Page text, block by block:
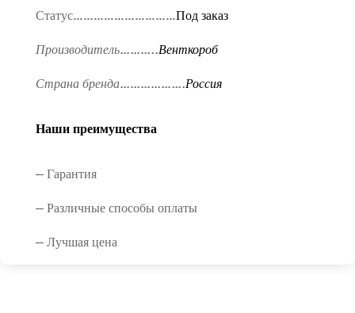
Статус…………………………Под заказ
Производитель………..Венткороб
Страна бренда……………….Россия
Наши преимущества
— Гарантия
— Различные способы оплаты
— Лучшая цена